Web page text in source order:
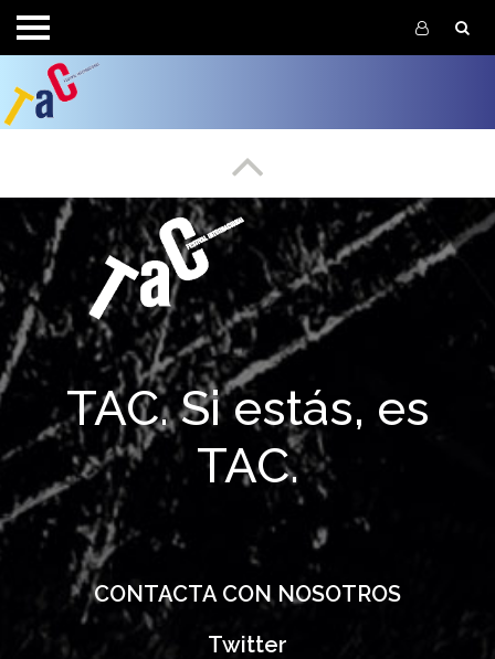
Pasar al contenido principal
Enlace a
TAC. Si estás, es
TAC.
CONTACTA CON NOSOTROS
Twitter